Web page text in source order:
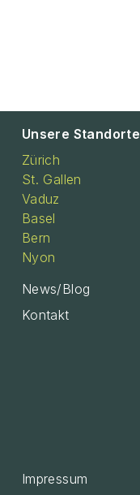
Unsere Standorte
Zürich
St. Gallen
Vaduz
Basel
Bern
Nyon
News/Blog
Kontakt
Impressum